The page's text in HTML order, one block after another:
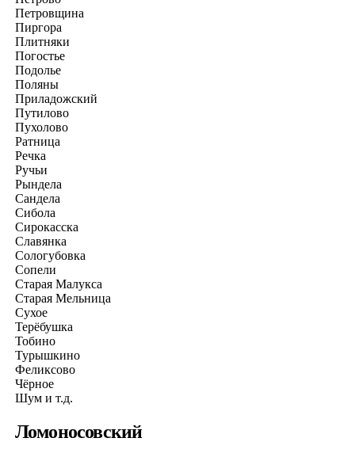
Петровщина
Пиргора
Плитняки
Погостье
Подолье
Поляны
Приладожский
Путилово
Пухолово
Ратница
Речка
Ручьи
Рындела
Сандела
Сибола
Сирокасска
Славянка
Сологубовка
Сопели
Старая Малукса
Старая Мельница
Сухое
Терёбушка
Тобино
Турышкино
Феликсово
Чёрное
Шум и т.д.
Ломоносовский